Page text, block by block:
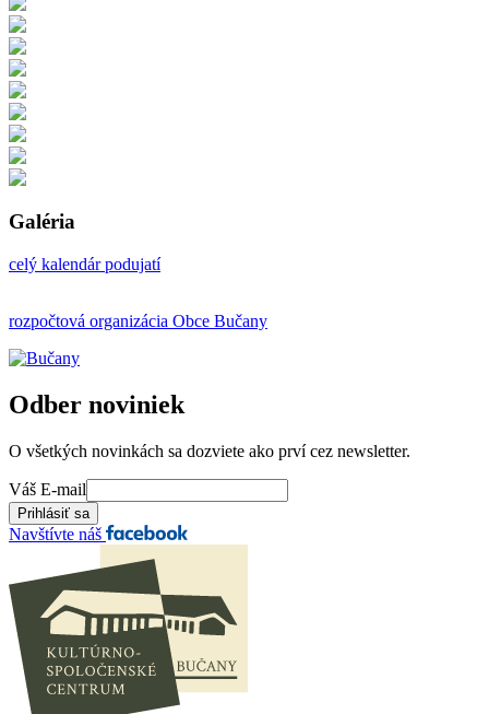
Galéria
celý kalendár podujatí
rozpočtová organizácia Obce Bučany
Odber noviniek
O všetkých novinkách sa dozviete ako prví cez newsletter.
Váš E-mail
Navštívte náš